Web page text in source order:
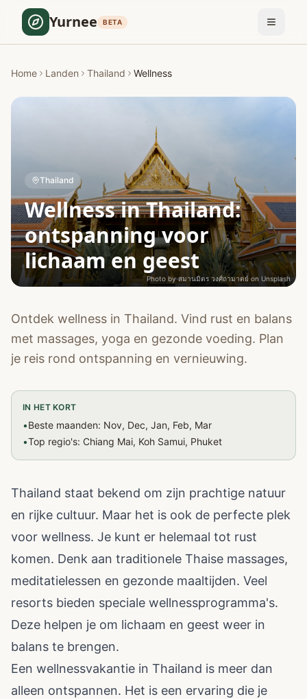
Yurnee BETA
Home Landen Thailand Wellness
Thailand
Wellness in Thailand:
ontspanning voor
lichaam en geest
Photo byสมานมิตร วงศ์ถามาตย์ on Unsplash
Ontdek wellness in Thailand. Vind rust en balans
met massages, yoga en gezonde voeding. Plan
je reis rond ontspanning en vernieuwing.
IN HET KORT
•Beste maanden: Nov, Dec, Jan, Feb, Mar
•Top regio's: Chiang Mai, Koh Samui, Phuket
Thailand staat bekend om zijn prachtige natuur
en rijke cultuur. Maar het is ook de perfecte plek
voor wellness. Je kunt er helemaal tot rust
komen. Denk aan traditionele Thaise massages,
meditatielessen en gezonde maaltijden. Veel
resorts bieden speciale wellnessprogramma's.
Deze helpen je om lichaam en geest weer in
balans te brengen.
Een wellnessvakantie in Thailand is meer dan
alleen ontspannen. Het is een ervaring die je